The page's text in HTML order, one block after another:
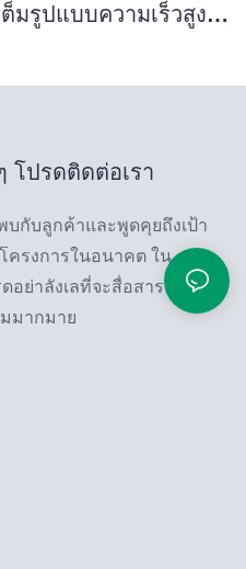
มรูปแบบความเร็วสูง
โปรดติดต่อเรา
บกับลูกค้าและพูดคุยถึงเป้า
ครงการในอนาคต ใน
อย่าลังเลที่จะสื่อสารความ
มากมาย